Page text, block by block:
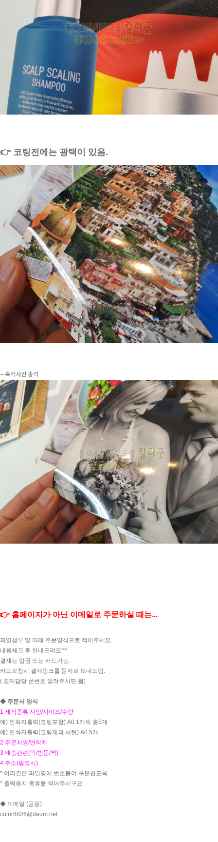
👉 코팅전에는 광택이 있음.
👉 홈페이지가 아닌 이메일로 주문하실 때는...
파일첨부 및 아래 주문양식으로 적어주세요.
내용체크 후 안내드려요^^
결재는 입금 또는 카드가능.
카드요청시 결재링크를 문자로 보내드림.
( 결재담당 폰번호 알려주시면 됨)
◆ 주문서 양식
1 제작종류.사양/사이즈/수량
예) 인화지출력(코팅포함) A0 1개씩 총5개
예) 인화지출력(코팅제외.새틴) A0 5개
2 주문자명/연락처
3 배송관련(택/방문/퀵)
4 주소(필요시)
* 여러건은 파일명에 번호붙여 구분쉽도록.
* 출력용지 종류를 적어주시구요
◆ 이메일 (공용)
color8826@daum.net